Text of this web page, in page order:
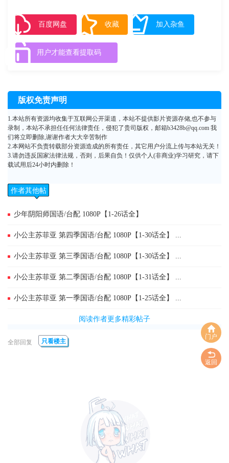
门户
返回
已决。 渡再次来到了闹鬼的大楼，却意外的发现一群小混混正在欺负
卡斯。让渡感到震惊的是，卡斯居然念起了咒语，成功击退了敌人。卡斯
告诉渡，自己是来自魔幻世界的和平战士，在那个世界中，存在着一位能
够帮助人们实现心愿的命运女神。渡的母亲因为自杀而被送入了医院，陷
百度网盘 收藏 加入杂鱼
用户才能查看提取码
版权免责声明
1.本站所有资源均收集于互联网公开渠道，本站不提供影片资源存储,也不参与
录制，本站不承担任任何法律责任，侵犯了贵司版权，邮箱b3428b@qq.com 我
们将立即删除,谢谢作者大大辛苦制作
2.本网站不负责转载部分资源造成的所有责任，其它用户分流上传与本站无关！
3.请勿违反国家法律法规，否则，后果自负！仅供个人(非商业)学习研究，请下
载试用后24小时内删除！
作者其他帖
少年阴阳师国语/台配 1080P【1-26话全】
小公主苏菲亚 第四季国语/台配 1080P【1-30话全】 ...
小公主苏菲亚 第三季国语/台配 1080P【1-30话全】 ...
小公主苏菲亚 第二季国语/台配 1080P【1-31话全】 ...
小公主苏菲亚 第一季国语/台配 1080P【1-25话全】 ...
阅读作者更多精彩帖子
全部回复 只看楼主